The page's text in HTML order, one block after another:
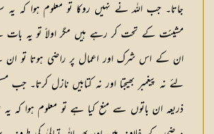
جاتا۔ جب اللہ نے نہیں روکا تو معلوم ہوا کہ
مشیئت کے تحت کر رہے ہیں مگر اولاً تو یہ بات ہے
ان کے اس شرک اور اعمال پر راضی ہوتا تو
لئے نہ پیغمبر بھیجتا اور نہ کتابیں نازل کرتا۔
ذریعہ ان باتوں سے منع کیا ہے تو معلوم ہوا